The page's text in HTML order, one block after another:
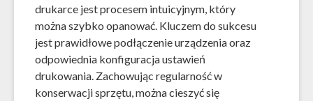
drukarce jest procesem intuicyjnym, który
można szybko opanować. Kluczem do sukcesu
jest prawidłowe podłączenie urządzenia oraz
odpowiednia konfiguracja ustawień
drukowania. Zachowując regularność w
konserwacji sprzętu, można cieszyć się